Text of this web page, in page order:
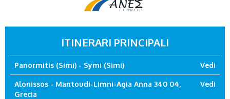
ITINERARI PRINCIPALI
Panormitis (Simi) - Symi (Simi) Vedi
Alonissos - Mantoudi-Limni-Agia Anna 340 04,
Grecia
Vedi